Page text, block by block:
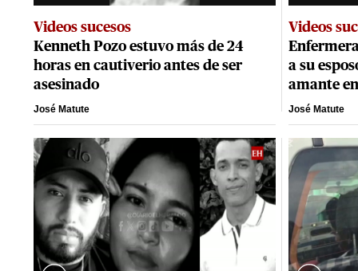
Videos sucesos
Kenneth Pozo estuvo más de 24
horas en cautiverio antes de ser
asesinado
José Matute
Videos
a su
amante
José Matute